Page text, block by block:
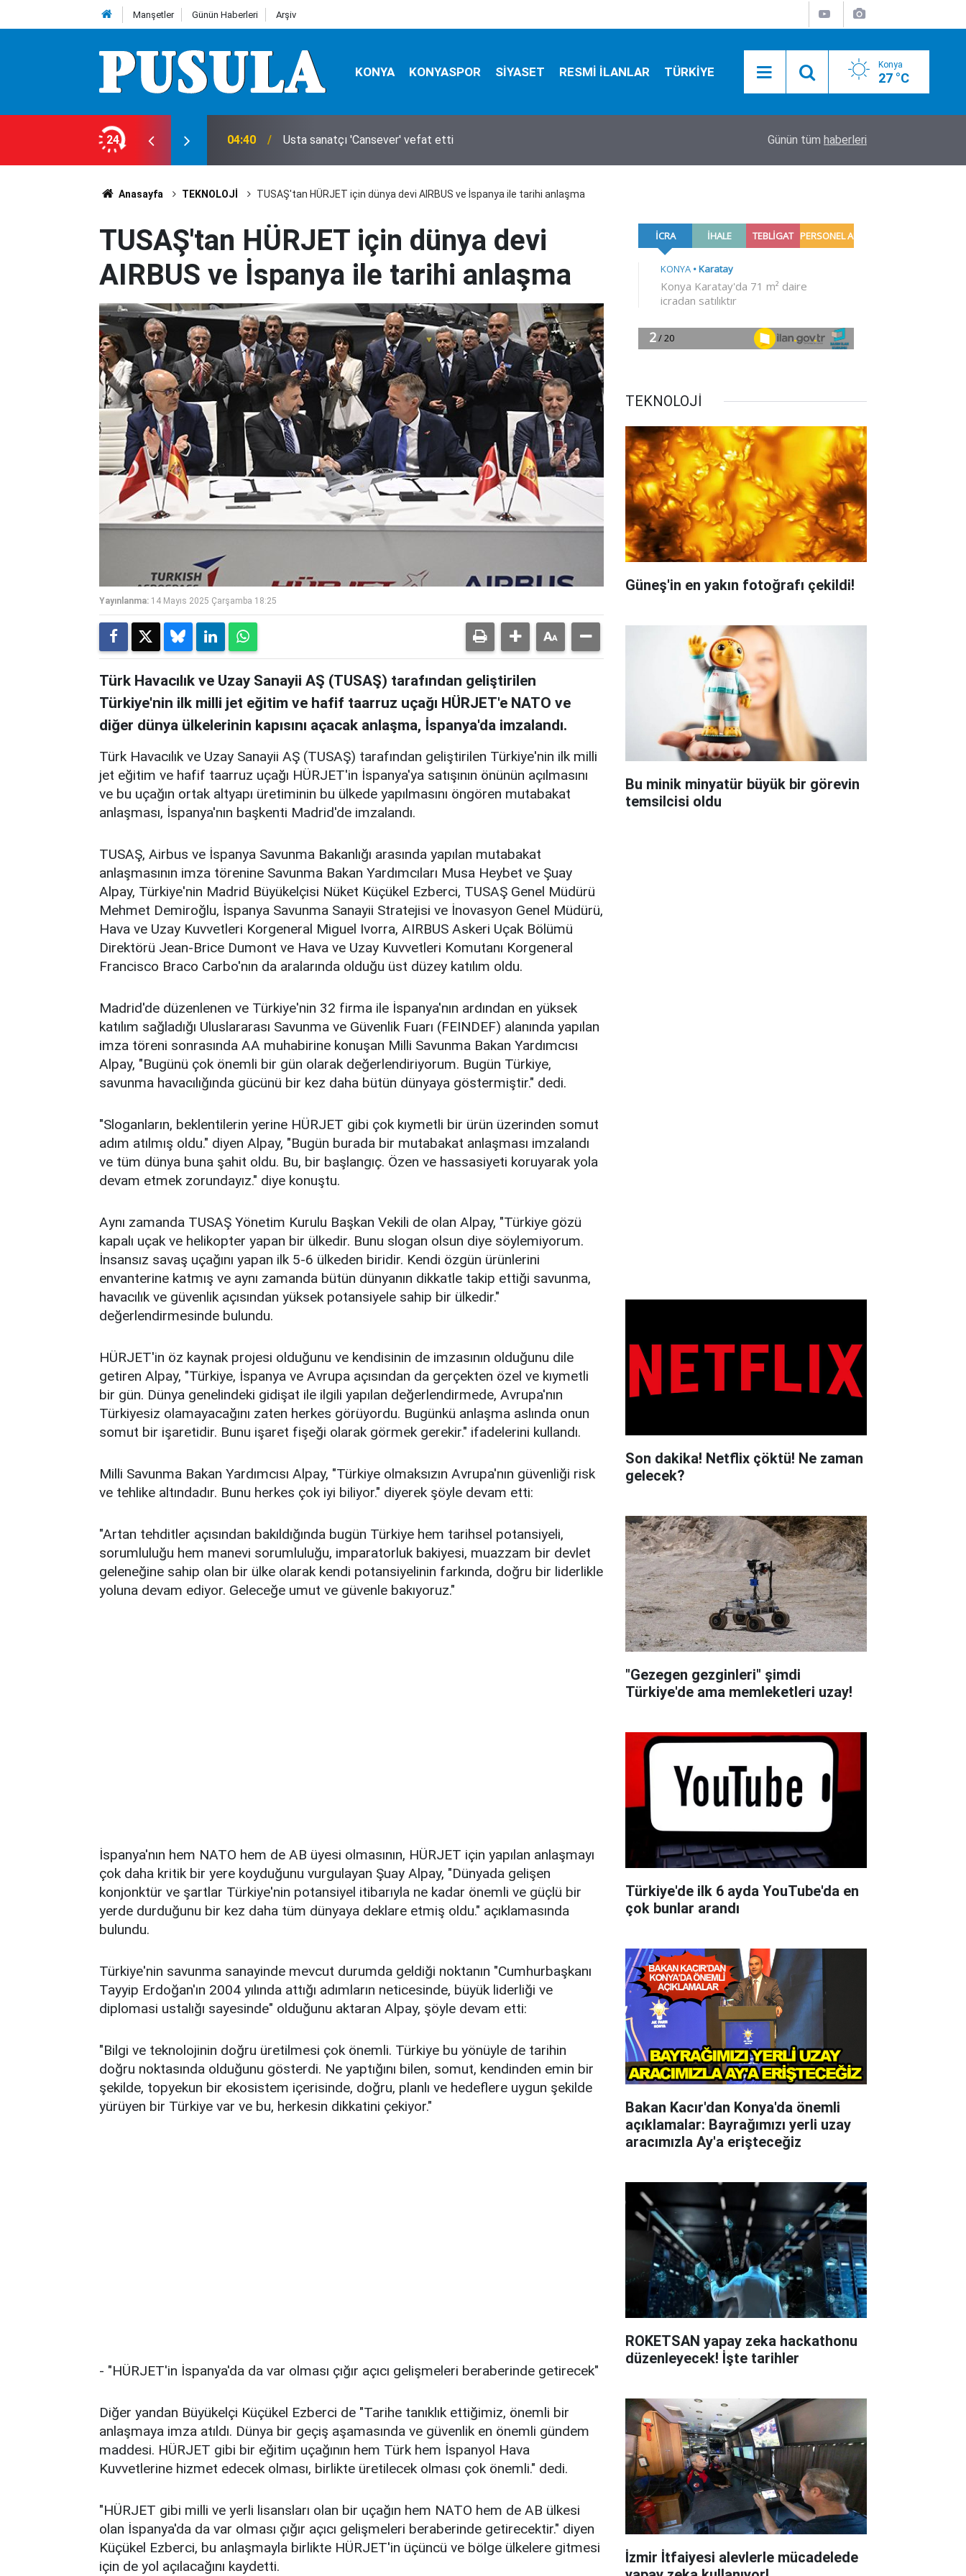
Manşetler Günün Haberleri Arşiv
KONYA KONYASPOR SİYASET RESMİ İLANLAR TÜRKİYE Konya
27 °C
24 04:40 Usta sanatçı 'Cansever' vefat etti Arsenal'de Bruno Guimaraes mutluluğu
Günün tüm haberleri
Anasayfa TEKNOLOJİ TUSAŞ'tan HÜRJET için dünya devi AIRBUS ve İspanya ile tarihi anlaşma
TUSAŞ'tan HÜRJET için dünya devi
AIRBUS ve İspanya ile tarihi anlaşma
Yayınlanma: 14 Mayıs 2025 Çarşamba 18:25
Türk Havacılık ve Uzay Sanayii AŞ (TUSAŞ) tarafından geliştirilen
Türkiye'nin ilk milli jet eğitim ve hafif taarruz uçağı HÜRJET'e NATO ve
diğer dünya ülkelerinin kapısını açacak anlaşma, İspanya'da imzalandı.
Türk Havacılık ve Uzay Sanayii AŞ (TUSAŞ) tarafından geliştirilen Türkiye'nin ilk milli
jet eğitim ve hafif taarruz uçağı HÜRJET'in İspanya'ya satışının önünün açılmasını
ve bu uçağın ortak altyapı üretiminin bu ülkede yapılmasını öngören mutabakat
anlaşması, İspanya'nın başkenti Madrid'de imzalandı.
TUSAŞ, Airbus ve İspanya Savunma Bakanlığı arasında yapılan mutabakat
anlaşmasının imza törenine Savunma Bakan Yardımcıları Musa Heybet ve Şuay
Alpay, Türkiye'nin Madrid Büyükelçisi Nüket Küçükel Ezberci, TUSAŞ Genel Müdürü
Mehmet Demiroğlu, İspanya Savunma Sanayii Stratejisi ve İnovasyon Genel Müdürü,
Hava ve Uzay Kuvvetleri Korgeneral Miguel Ivorra, AIRBUS Askeri Uçak Bölümü
Direktörü Jean-Brice Dumont ve Hava ve Uzay Kuvvetleri Komutanı Korgeneral
Francisco Braco Carbo'nın da aralarında olduğu üst düzey katılım oldu.
Madrid'de düzenlenen ve Türkiye'nin 32 firma ile İspanya'nın ardından en yüksek
katılım sağladığı Uluslararası Savunma ve Güvenlik Fuarı (FEINDEF) alanında yapılan
imza töreni sonrasında AA muhabirine konuşan Milli Savunma Bakan Yardımcısı
Alpay, "Bugünü çok önemli bir gün olarak değerlendiriyorum. Bugün Türkiye,
savunma havacılığında gücünü bir kez daha bütün dünyaya göstermiştir." dedi.
"Sloganların, beklentilerin yerine HÜRJET gibi çok kıymetli bir ürün üzerinden somut
adım atılmış oldu." diyen Alpay, "Bugün burada bir mutabakat anlaşması imzalandı
ve tüm dünya buna şahit oldu. Bu, bir başlangıç. Özen ve hassasiyeti koruyarak yola
devam etmek zorundayız." diye konuştu.
Aynı zamanda TUSAŞ Yönetim Kurulu Başkan Vekili de olan Alpay, "Türkiye gözü
kapalı uçak ve helikopter yapan bir ülkedir. Bunu slogan olsun diye söylemiyorum.
İnsansız savaş uçağını yapan ilk 5-6 ülkeden biridir. Kendi özgün ürünlerini
envanterine katmış ve aynı zamanda bütün dünyanın dikkatle takip ettiği savunma,
havacılık ve güvenlik açısından yüksek potansiyele sahip bir ülkedir."
değerlendirmesinde bulundu.
HÜRJET'in öz kaynak projesi olduğunu ve kendisinin de imzasının olduğunu dile
getiren Alpay, "Türkiye, İspanya ve Avrupa açısından da gerçekten özel ve kıymetli
bir gün. Dünya genelindeki gidişat ile ilgili yapılan değerlendirmede, Avrupa'nın
Türkiyesiz olamayacağını zaten herkes görüyordu. Bugünkü anlaşma aslında onun
somut bir işaretidir. Bunu işaret fişeği olarak görmek gerekir." ifadelerini kullandı.
Milli Savunma Bakan Yardımcısı Alpay, "Türkiye olmaksızın Avrupa'nın güvenliği risk
ve tehlike altındadır. Bunu herkes çok iyi biliyor." diyerek şöyle devam etti:
"Artan tehditler açısından bakıldığında bugün Türkiye hem tarihsel potansiyeli,
sorumluluğu hem manevi sorumluluğu, imparatorluk bakiyesi, muazzam bir devlet
geleneğine sahip olan bir ülke olarak kendi potansiyelinin farkında, doğru bir liderlikle
yoluna devam ediyor. Geleceğe umut ve güvenle bakıyoruz."
İspanya'nın hem NATO hem de AB üyesi olmasının, HÜRJET için yapılan anlaşmayı
çok daha kritik bir yere koyduğunu vurgulayan Şuay Alpay, "Dünyada gelişen
konjonktür ve şartlar Türkiye'nin potansiyel itibarıyla ne kadar önemli ve güçlü bir
yerde durduğunu bir kez daha tüm dünyaya deklare etmiş oldu." açıklamasında
bulundu.
Türkiye'nin savunma sanayinde mevcut durumda geldiği noktanın "Cumhurbaşkanı
Tayyip Erdoğan'ın 2004 yılında attığı adımların neticesinde, büyük liderliği ve
diplomasi ustalığı sayesinde" olduğunu aktaran Alpay, şöyle devam etti:
"Bilgi ve teknolojinin doğru üretilmesi çok önemli. Türkiye bu yönüyle de tarihin
doğru noktasında olduğunu gösterdi. Ne yaptığını bilen, somut, kendinden emin bir
şekilde, topyekun bir ekosistem içerisinde, doğru, planlı ve hedeflere uygun şekilde
yürüyen bir Türkiye var ve bu, herkesin dikkatini çekiyor."
- "HÜRJET'in İspanya'da da var olması çığır açıcı gelişmeleri beraberinde getirecek"
Diğer yandan Büyükelçi Küçükel Ezberci de "Tarihe tanıklık ettiğimiz, önemli bir
anlaşmaya imza atıldı. Dünya bir geçiş aşamasında ve güvenlik en önemli gündem
maddesi. HÜRJET gibi bir eğitim uçağının hem Türk hem İspanyol Hava
Kuvvetlerine hizmet edecek olması, birlikte üretilecek olması çok önemli." dedi.
"HÜRJET gibi milli ve yerli lisansları olan bir uçağın hem NATO hem de AB ülkesi
olan İspanya'da da var olması çığır açıcı gelişmeleri beraberinde getirecektir." diyen
Küçükel Ezberci, bu anlaşmayla birlikte HÜRJET'in üçüncü ve bölge ülkelere gitmesi
için de yol açılacağını kaydetti.
TEKNOLOJİ
Güneş'in en yakın fotoğrafı çekildi!
Bu minik minyatür büyük bir görevin
temsilcisi oldu
Son dakika! Netflix çöktü! Ne zaman
gelecek?
"Gezegen gezginleri" şimdi
Türkiye'de ama memleketleri uzay!
Türkiye'de ilk 6 ayda YouTube'da en
çok bunlar arandı
Bakan Kacır'dan Konya'da önemli
açıklamalar: Bayrağımızı yerli uzay
aracımızla Ay'a erişteceğiz
ROKETSAN yapay zeka hackathonu
düzenleyecek! İşte tarihler
İzmir İtfaiyesi alevlerle mücadelede